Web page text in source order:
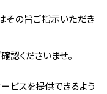
その旨ご指示いただき
認くださいませ。
ビスを提供できるよう